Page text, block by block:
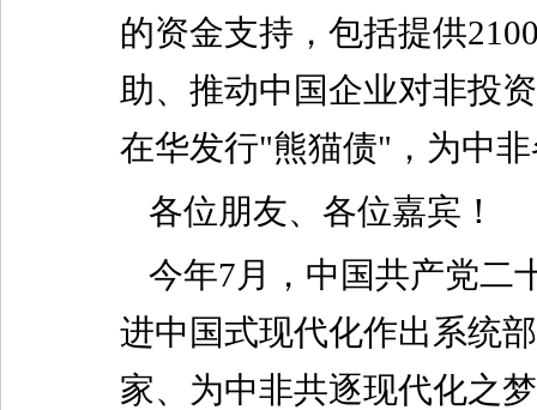
的资金支持，包括提供
助、推动中国企业对非投
在华发行"熊猫债"，为中
各位朋友、各位嘉宾！
今年7月，中国共产党二
进中国式现代化作出系统
家、为中非共逐现代化之